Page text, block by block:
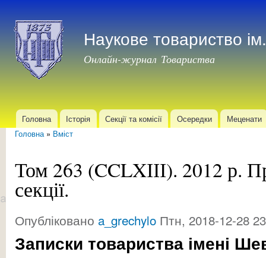
Наукове товариство
Онлайн-журнал Товариства
Головне меню
Головна Історія Секції та комісії Осередки Меценати
Головна» Вміст
Том 263 (CCLXІІІ). 2012 р.
секції.
Опубліковано a_grechylo Птн, 2018-12-28
Записки товариства імені